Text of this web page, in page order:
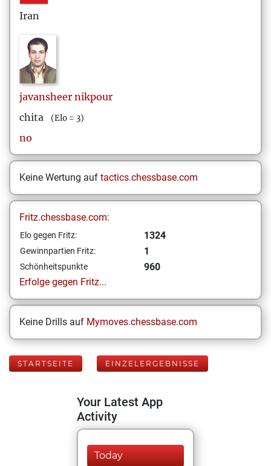
Iran
javansheer nikpour
chita
(Elo = 3)
no
Keine Wertung auf tactics.chessbase.com
Fritz.chessbase.com:
Elo gegen Fritz: 1324
Gewinnpartien Fritz: 1
Schönheitspunkte
960
Erfolge gegen Fritz...
Keine Drills auf Mymoves.chessbase.com
STARTSEITE EINZELERGEBNISSE
Your Latest App
Activity
Today